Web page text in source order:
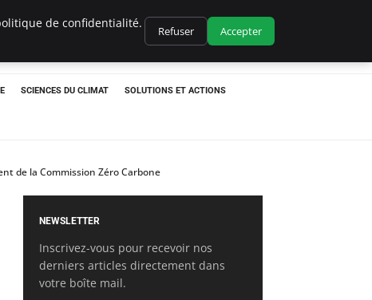
SCIENCES DU CLIMAT SOLUTIONS ET ACTIONS
de la Commission Zéro Carbone
NEWSLETTER
Inscrivez-vous pour recevoir nos
derniers articles directement dans
votre boîte mail.
de confidentialité.
Refuser Accepter